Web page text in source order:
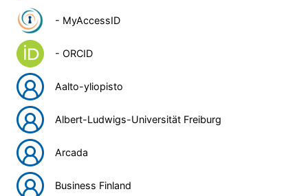
- MyAccessID
- ORCID
Aalto-yliopisto
Albert-Ludwigs-Universität Freiburg
Arcada
Business Finland